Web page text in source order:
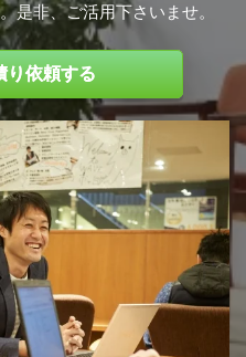
是非、ご活用下さいませ。
り依頼する